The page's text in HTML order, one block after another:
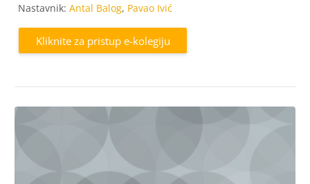
Nastavnik: Antal Balog, Pavao Ivić
Kliknite za pristup e-kolegiju